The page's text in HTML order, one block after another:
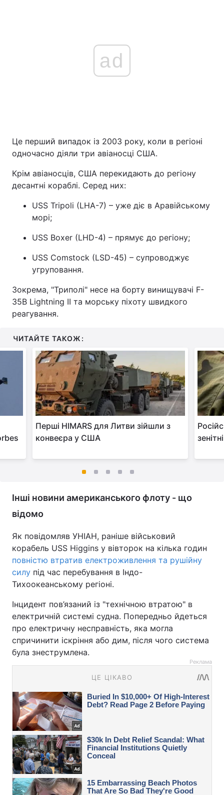
ad
Це перший випадок із 2003 року, коли в регіоні
одночасно діяли три авіаносці США.
Крім авіаносців, США перекидають до регіону
десантні кораблі. Серед них:
USS Tripoli (LHA-7) – уже діє в Аравійському
морі;
USS Boxer (LHD-4) – прямує до регіону;
USS Comstock (LSD-45) – супроводжує
угруповання.
Зокрема, "Триполі" несе на борту винищувачі F-
35B Lightning II та морську піхоту швидкого
реагування.
ЧИТАЙТЕ ТАКОЖ:
Перші HIMARS для Литви зійшли з
конвеєра у США
Інші новини американського флоту - що
відомо
Як повідомляв УНІАН, раніше військовий
корабель USS Higgins у вівторок на кілька годин
повністю втратив електроживлення та рушійну
силу під час перебування в Індо-
Тихоокеанському регіоні.
Інцидент пов’язаний із "технічною втратою" в
електричній системі судна. Попередньо йдеться
про електричну несправність, яка могла
спричинити іскріння або дим, після чого система
була знеструмлена.
Реклама